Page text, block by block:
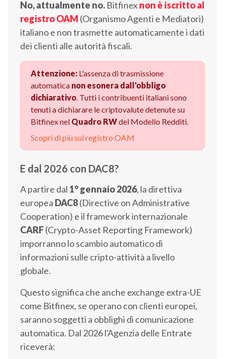
No, attualmente no. Bitfinexnon è iscritto al
registro OAM (Organismo Agenti e Mediatori)
italiano e non trasmette automaticamente i dati
dei clienti alle autorità fiscali.
Attenzione: L'assenza di trasmissione
automatica non esonera dall'obbligo
dichiarativo. Tutti i contribuenti italiani sono
tenuti a dichiarare le criptovalute detenute su
Bitfinex nel Quadro RWdel Modello Redditi.
Scopri di più sul registro OAM
E dal 2026 con DAC8?
A partire dal 1° gennaio 2026, la direttiva
europea DAC8(Directive on Administrative
Cooperation) e il framework internazionale
CARF(Crypto-Asset Reporting Framework)
imporranno lo scambio automatico di
informazioni sulle cripto-attività a livello
globale.
Questo significa che anche exchange extra-UE
come Bitfinex, se operano con clienti europei,
saranno soggetti a obblighi di comunicazione
automatica. Dal 2026 l'Agenzia delle Entrate
riceverà: